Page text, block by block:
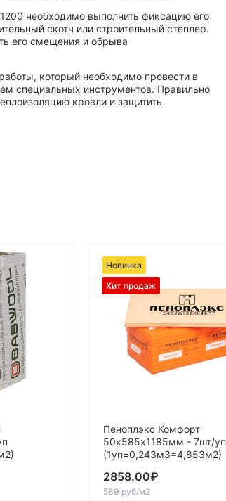
необходимо выполнить фиксацию его
скотч или строительный степлер.
его смещения и обрыва
который необходимо провести в
специальных инструментов. Правильно
кровли и защитить
Новинка
Хит продаж
Пеноплэкс Комфорт
50х585х1185мм - 7шт/уп
(1уп=0,243м3=4,853м2)
2858.00₽
589 руб/м2